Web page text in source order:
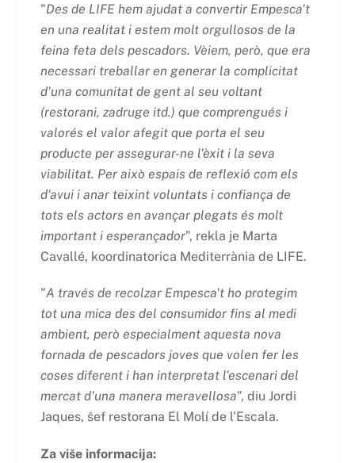
"Des de LIFE hem ajudat a convertir Empesca't
en una realitat i estem molt orgullosos de la
feina feta dels pescadors. Vèiem, però, que era
necessari treballar en generar la complicitat
d'una comunitat de gent al seu voltant
(restorani, zadruge itd.) que comprengués i
valorés el valor afegit que porta el seu
producte per assegurar-ne l'èxit i la seva
viabilitat. Per això espais de reflexió com els
d'avui i anar teixint voluntats i confiança de
tots els actors en avançar plegats és molt
important i esperançador”, rekla je Marta
Cavallé, koordinatorica Mediterrània de LIFE.
"A través de recolzar Empesca't ho protegim
tot una mica des del consumidor fins al medi
ambient, però especialment aquesta nova
fornada de pescadors joves que volen fer les
coses diferent i han interpretat l'escenari del
mercat d'una manera meravellosa”, diu Jordi
Jaques, šef restorana El Molí de l'Escala.
Za više informacija: